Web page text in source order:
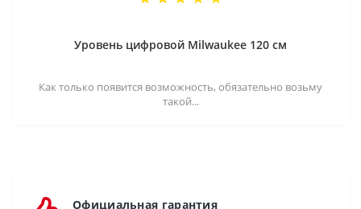
Уровень цифровой Milwaukee 120 см
Как только появится возможность, обязательно возьму
такой...
Официальная гарантия